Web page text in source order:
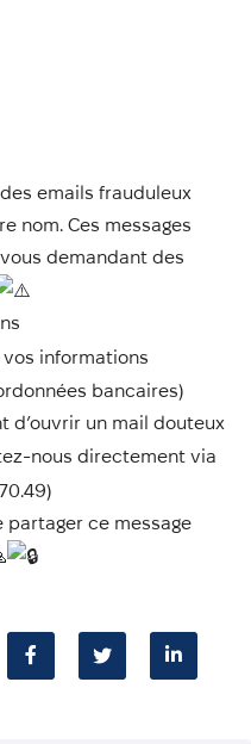
emails frauduleux
nom. Ces messages
demandant des
informations
bancaires)
d’ouvrir un mail douteux
nous directement via
ce message